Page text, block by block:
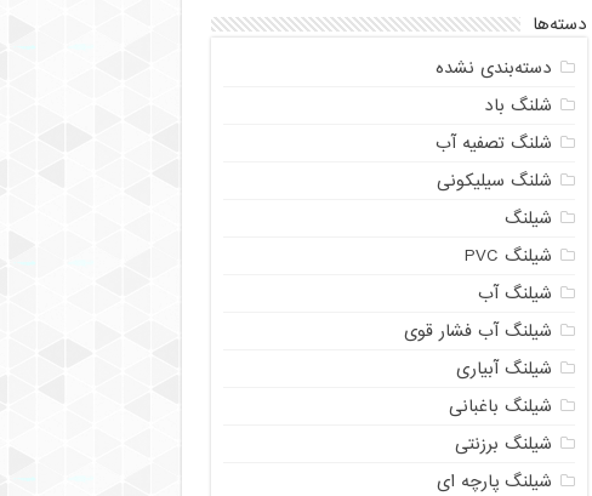
دسته‌ها
دسته‌بندی نشده
شلنگ باد
شلنگ تصفیه آب
شلنگ سیلیکونی
شیلنگ
شیلنگ PVC
شیلنگ آب
شیلنگ آب فشار قوی
شیلنگ آبیاری
شیلنگ باغبانی
شیلنگ برزنتی
شیلنگ پارچه ای